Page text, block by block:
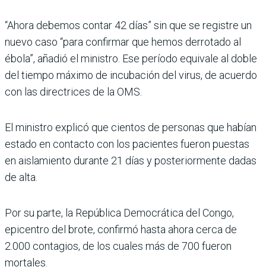
“Ahora debemos contar 42 días” sin que se registre un
nuevo caso “para confirmar que hemos derrotado al
ébola”, añadió el ministro. Ese período equivale al doble
del tiempo máximo de incubación del virus, de acuerdo
con las directrices de la OMS.
El ministro explicó que cientos de personas que habían
estado en contacto con los pacientes fueron puestas
en aislamiento durante 21 días y posteriormente dadas
de alta.
Por su parte, la República Democrática del Congo,
epicentro del brote, confirmó hasta ahora cerca de
2.000 contagios, de los cuales más de 700 fueron
mortales.